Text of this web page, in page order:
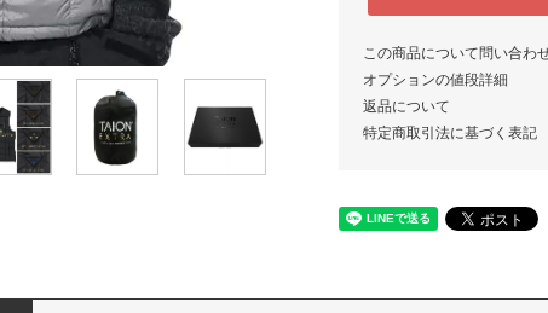
この商品について問い合わ
オプションの値段詳細
返品について
特定商取引法に基づく表記